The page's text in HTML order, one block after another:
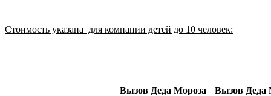
Стоимость указана для компании детей до 10 человек:
Вызов Деда Мороза Вызов Деда